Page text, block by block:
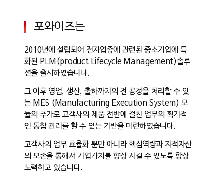
포와이즈는
2010년에 설립되어 전자업종에 관련된 중소기업에 특
화된 PLM(product Lifecycle Management)솔루
션을 출시하였습니다.
그 이후 영업, 생산, 출하까지의 전 공정을 처리할 수 있
는 MES (Manufacturing Execution System) 모
듈의 추가로 고객사의 제품 전반에 걸친 업무의 획기적
인 통합 관리를 할 수 있는 기반을 마련하였습니다.
고객사의 업무 효율화 뿐만 아니라 핵심역량과 지적자산
의 보존을 통해서 기업가치를 향상 시킬 수 있도록 항상
노력하고 있습니다.